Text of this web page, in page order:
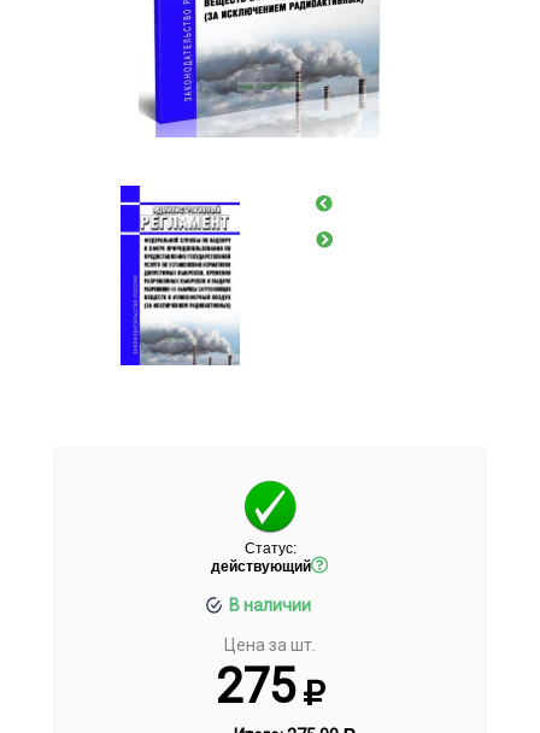
Статус:
действующий
В наличии
Цена за шт.
275